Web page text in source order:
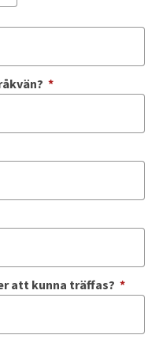
*(obligatorisk)
att kunna träffas? *